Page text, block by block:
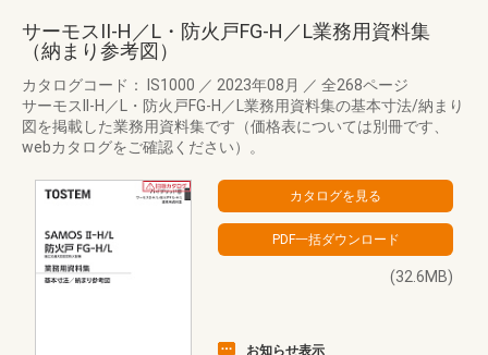
サーモスII-H／L・防火戸FG-H／L業務用資料集
（納まり参考図）
カタログコード： IS1000 ／ 2023年08月 ／ 全268ページ
サーモスII-H／L・防火戸FG-H／L業務用資料集の基本寸法/納まり
図を掲載した業務用資料集です（価格表については別冊です、
webカタログをご確認ください）。
(32.6MB)
お知らせ表示